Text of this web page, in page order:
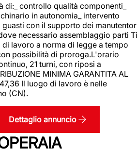
di:_ controllo qualità componenti_
in autonomia_ intervento
con il supporto dei
necessario assemblaggio parti Ti
lavoro a norma di legge a tempo
possibilità di proroga.L'orario
21 turni, con riposi a
MINIMA GARANTITA AL
Il luogo di lavoro è nelle
(CN).
Dettaglio annuncio